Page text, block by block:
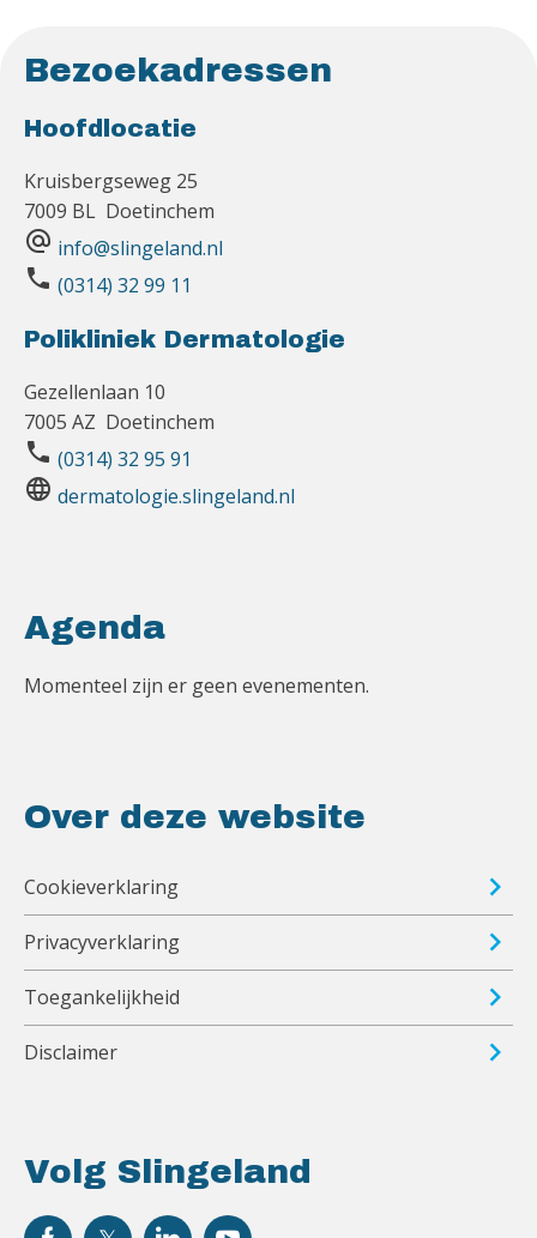
Bezoekadressen
Hoofdlocatie
Kruisbergseweg 25
7009 BL Doetinchem
alternate_email info@slingeland.nl
phone (0314) 32 99 11
Polikliniek Dermatologie
Gezellenlaan 10
7005 AZ Doetinchem
phone (0314) 32 95 91
language dermatologie.slingeland.nl
Volg Slingeland
Agenda
Momenteel zijn er geen evenementen.
Over deze website
Cookieverklaring
Privacyverklaring
Toegankelijkheid
Disclaimer